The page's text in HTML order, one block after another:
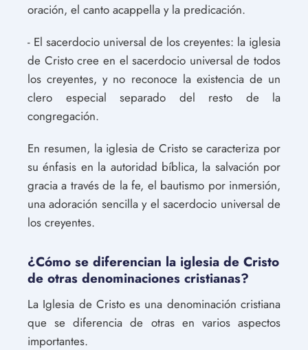
oración, el canto acappella y la predicación.
- El sacerdocio universal de los creyentes: la iglesia
de Cristo cree en el sacerdocio universal de todos
los creyentes, y no reconoce la existencia de un
clero especial separado del resto de la
congregación.
En resumen, la iglesia de Cristo se caracteriza por
su énfasis en la autoridad bíblica, la salvación por
gracia a través de la fe, el bautismo por inmersión,
una adoración sencilla y el sacerdocio universal de
los creyentes.
¿Cómo se diferencian la iglesia de Cristo
de otras denominaciones cristianas?
La Iglesia de Cristo es una denominación cristiana
que se diferencia de otras en varios aspectos
importantes.